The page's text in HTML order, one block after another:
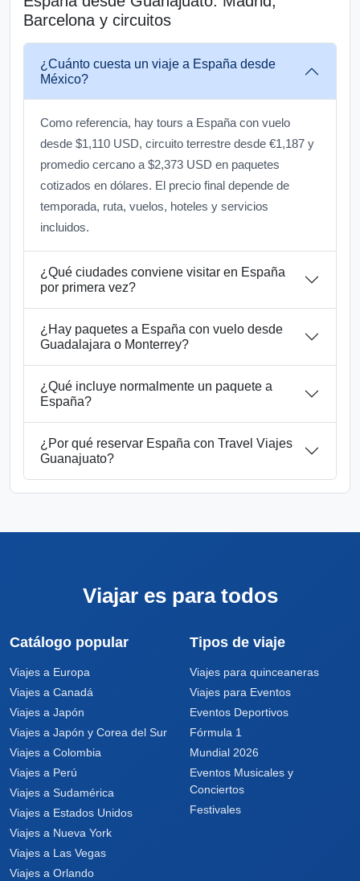
Barcelona y circuitos
¿Cuánto cuesta un viaje a España desde
México?
Como referencia, hay tours a España con vuelo
desde $1,110 USD, circuito terrestre desde €1,187 y
promedio cercano a $2,373 USD en paquetes
cotizados en dólares. El precio final depende de
temporada, ruta, vuelos, hoteles y servicios
incluidos.
¿Qué ciudades conviene visitar en España
por primera vez?
¿Hay paquetes a España con vuelo desde
Guadalajara o Monterrey?
¿Qué incluye normalmente un paquete a
España?
¿Por qué reservar España con Travel Viajes
Guanajuato?
Viajar es para todos
Catálogo popular
Viajes a Europa
Viajes a Canadá
Viajes a Japón
Viajes a Japón y Corea del Sur
Viajes a Colombia
Viajes a Perú
Viajes a Sudamérica
Viajes a Estados Unidos
Viajes a Nueva York
Viajes a Las Vegas
Viajes a Orlando
Tipos de viaje
Viajes para quinceaneras
Viajes para Eventos
Eventos Deportivos
Fórmula 1
Mundial 2026
Eventos Musicales y
Conciertos
Festivales